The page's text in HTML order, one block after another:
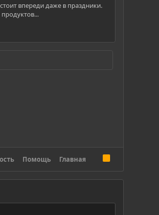
впереди даже в праздники.
Помощь Главная
S